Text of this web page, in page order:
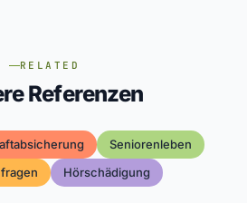
RELATED
Referenzen
Seniorenleben
Hörschädigung